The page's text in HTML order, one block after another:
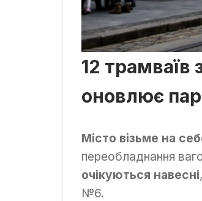
12 трамваїв
оновлює
Місто візьме на
переобладнання
очікуються навесні
№6.